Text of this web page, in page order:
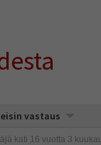
vastaus
kati 16 vuotta 3